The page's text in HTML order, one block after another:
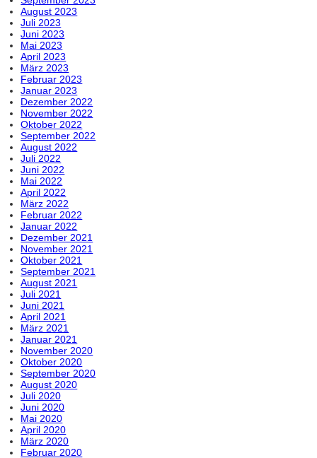
August 2023
Juli 2023
Juni 2023
Mai 2023
April 2023
März 2023
Februar 2023
Januar 2023
Dezember 2022
November 2022
Oktober 2022
September 2022
August 2022
Juli 2022
Juni 2022
Mai 2022
April 2022
März 2022
Februar 2022
Januar 2022
Dezember 2021
November 2021
Oktober 2021
September 2021
August 2021
Juli 2021
Juni 2021
April 2021
März 2021
Januar 2021
November 2020
Oktober 2020
September 2020
August 2020
Juli 2020
Juni 2020
Mai 2020
April 2020
März 2020
Februar 2020